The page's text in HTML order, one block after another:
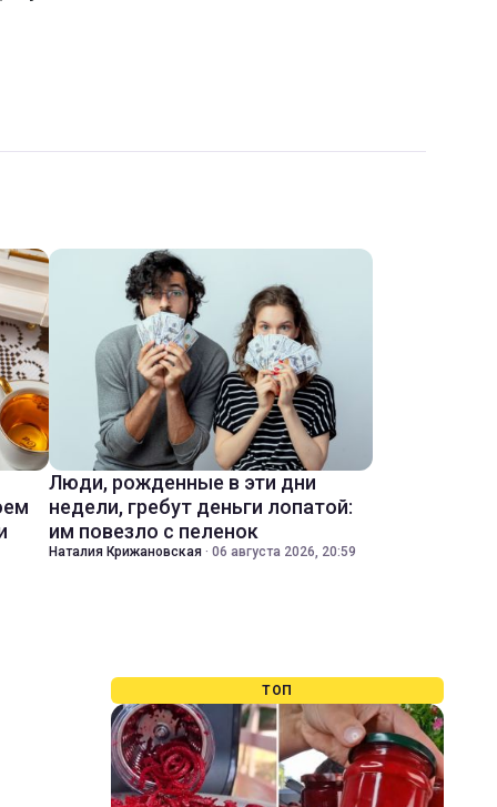
Люди, рожденные в эти дни
недели, гребут деньги лопатой:
им повезло с пеленок
Наталия Крижановская · 06 августа 2026, 20:59
ТОП